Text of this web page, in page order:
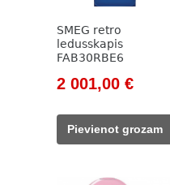
SMEG retro
ledusskapis
FAB30RBE6
Original
was:
2
2 001,00 €
Pievienot grozam